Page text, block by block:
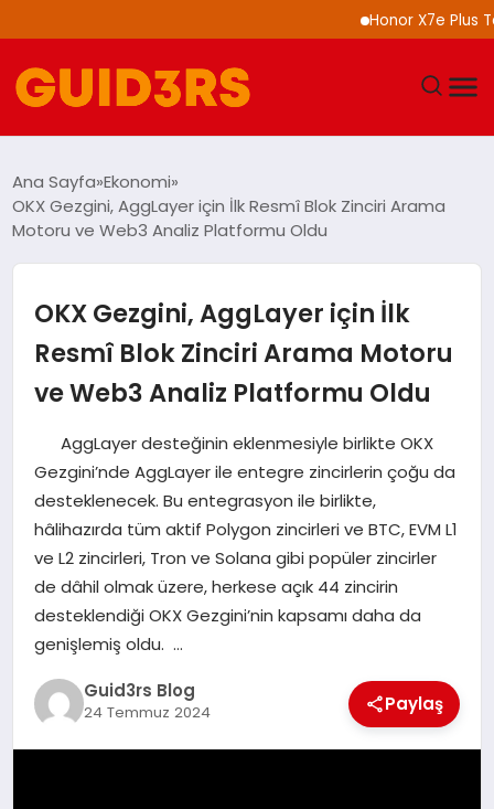
Honor X7e Plus
YAŞAM
SAĞLIK
EKONOMI
MAGAZIN
EĞITIM
Ana Sayfa Ekonomi
OKX Gezgini, AggLayer için İlk Resmî Blok Zinciri Arama
Motoru ve Web3 Analiz Platformu Oldu
OKX Gezgini, AggLayer için İlk
Resmî Blok Zinciri Arama Motoru
ve Web3 Analiz Platformu Oldu
AggLayer desteğinin eklenmesiyle birlikte OKX
Gezgini’nde AggLayer ile entegre zincirlerin çoğu da
desteklenecek. Bu entegrasyon ile birlikte,
hâlihazırda tüm aktif Polygon zincirleri ve BTC, EVM L1
ve L2 zincirleri, Tron ve Solana gibi popüler zincirler
de dâhil olmak üzere, herkese açık 44 zincirin
desteklendiği OKX Gezgini’nin kapsamı daha da
genişlemiş oldu. …
Guid3rs Blog
24 Temmuz 2024 Paylaş